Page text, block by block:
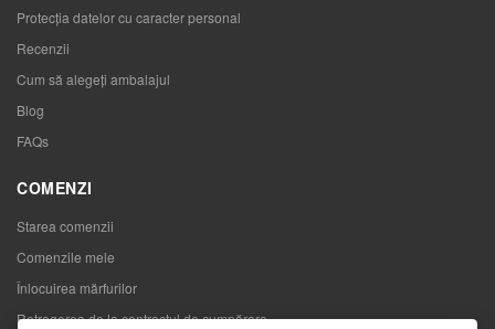
Protecția datelor cu caracter personal
Recenzii
Cum să alegeţi ambalajul
Blog
FAQs
COMENZI
Starea comenzii
Comenzile mele
Înlocuirea mărfurilor
Retragerea de la contractul de cumpărare